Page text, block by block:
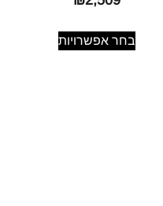
בחר אפשרויות